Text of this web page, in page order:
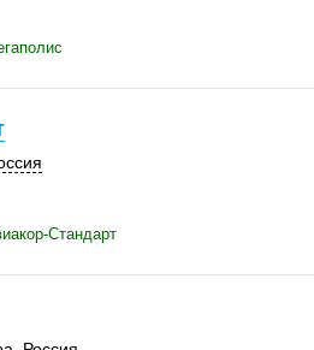
Стандарт